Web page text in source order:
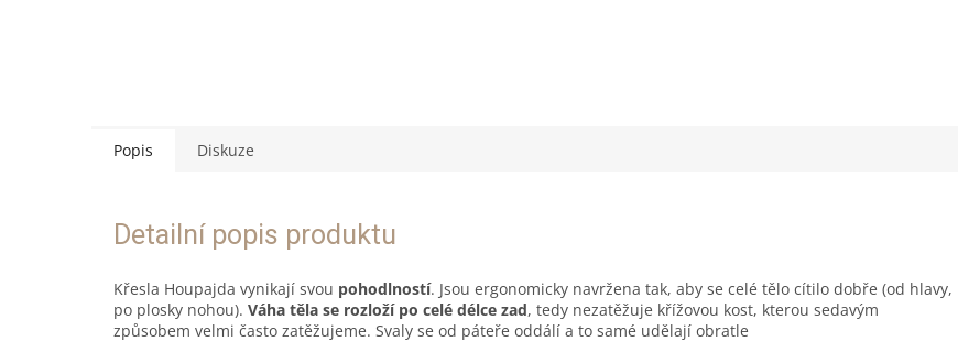
Popis Diskuze
Detailní popis produktu
Křesla Houpajda vynikají svou pohodlností. Jsou ergonomicky navržena tak, aby se celé tělo cítilo dobře (od hlavy,
po plosky nohou). Váha těla se rozloží po celé délce zad, tedy nezatěžuje křížovou kost, kterou sedavým
způsobem velmi často zatěžujeme. Svaly se od páteře oddálí a to samé udělají obratle​